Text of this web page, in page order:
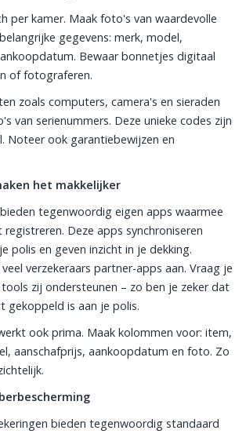
per kamer. Maak foto's van waardevolle
gegevens: merk, model,
Bewaar bonnetjes digitaal
of fotograferen.
zoals computers, camera's en sieraden
van serienummers. Deze unieke codes zijn
Noteer ook garantiebewijzen en
het makkelijker
tegenwoordig eigen apps waarmee
Deze apps synchroniseren
polis en geven inzicht in je dekking.
verzekeraars partner-apps aan. Vraag je
zij ondersteunen – zo ben je zeker dat
gekoppeld is aan je polis.
ook prima. Maak kolommen voor: item,
aanschafprijs, aankoopdatum en foto. Zo
bieden tegenwoordig standaard